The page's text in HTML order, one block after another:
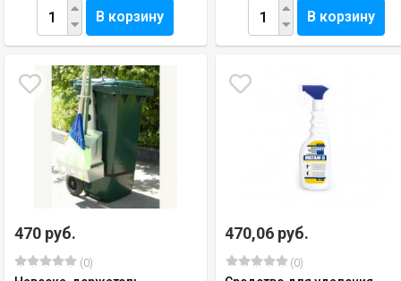
В корзину В корзину
470 руб.
(0)
470,06 руб.
(0)